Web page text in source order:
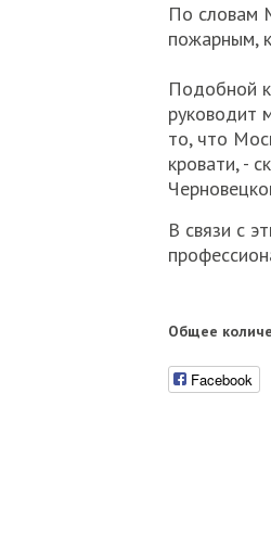
По словам
пожарным,
Подобной
руководит
то, что
кровати, -
В связи с
Общее
Facebook